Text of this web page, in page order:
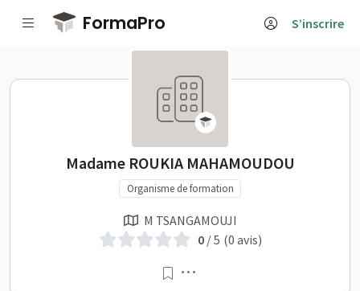
Passer au contenu principal
FormaPro S’inscrire
Madame ROUKIA
Madame ROUKIA MAHAMOUDOU
Organisme de formation
M TSANGAMOUJI
0/ 5 (0 avis)